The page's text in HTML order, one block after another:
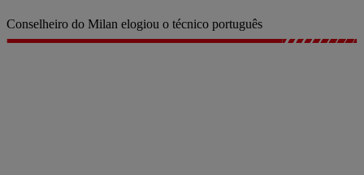
Conselheiro do Milan elogiou o técnico português